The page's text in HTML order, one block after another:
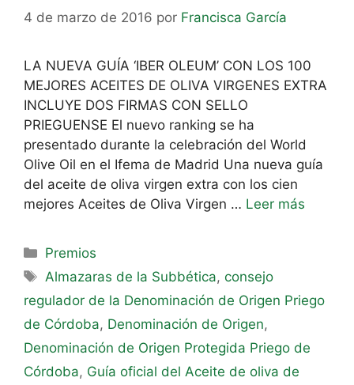
4 de marzo de 2016 por Francisca García
LA NUEVA GUÍA ‘IBER OLEUM’ CON LOS 100
MEJORES ACEITES DE OLIVA VIRGENES EXTRA
INCLUYE DOS FIRMAS CON SELLO
PRIEGUENSE El nuevo ranking se ha
presentado durante la celebración del World
Olive Oil en el Ifema de Madrid Una nueva guía
del aceite de oliva virgen extra con los cien
mejores Aceites de Oliva Virgen … Leer más
Premios
Almazaras de la Subbética,consejo
regulador de la Denominación de Origen Priego
de Córdoba, Denominación de Origen,
Denominación de Origen Protegida Priego de
Córdoba, Guía oficial del Aceite de oliva de